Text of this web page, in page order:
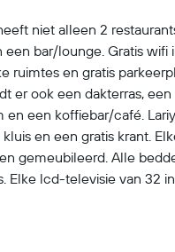
niet alleen 2
bar/lounge. Gratis wifi
ruimtes en gratis
er ook een dakterras, een
een koffiebar/café.
en een gratis krant.
gemeubileerd. Alle
Elke lcd-televisie van 32
Alle kamers
Ook heeft elke kamer